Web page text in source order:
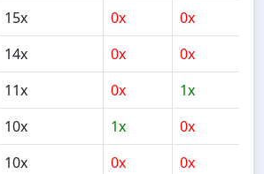
15x 0x 0x
14x 0x 0x
11x 0x 1x
10x 1x 0x
10x 0x 0x